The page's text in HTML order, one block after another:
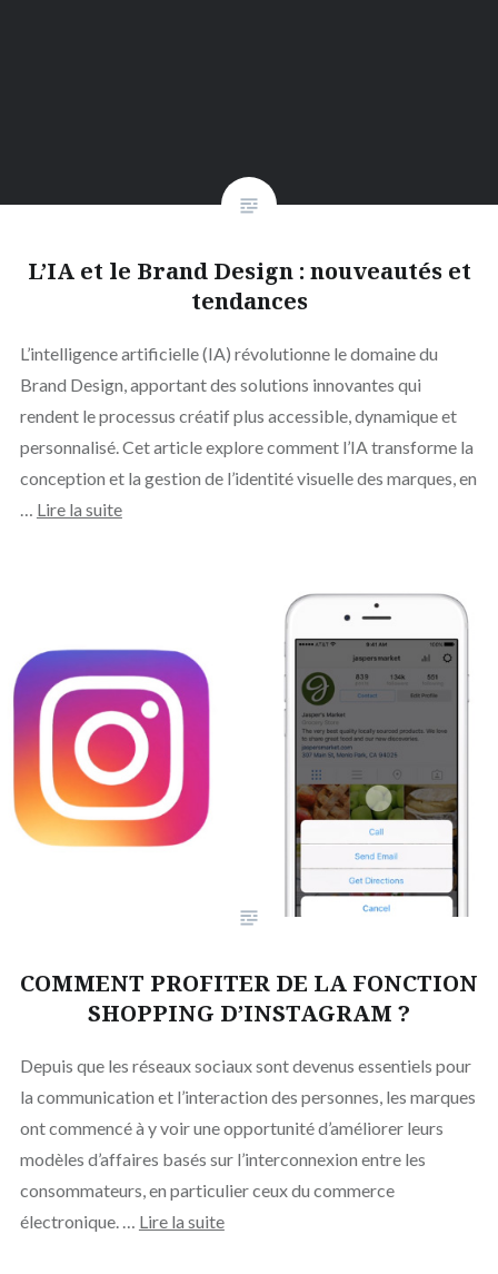
L’IA et le Brand Design : nouveautés et
tendances
L’intelligence artificielle (IA) révolutionne le domaine du
Brand Design, apportant des solutions innovantes qui
rendent le processus créatif plus accessible, dynamique et
personnalisé. Cet article explore comment l’IA transforme la
conception et la gestion de l’identité visuelle des marques, en
… Lire la suite
COMMENT PROFITER DE LA FONCTION
SHOPPING D’INSTAGRAM ?
Depuis que les réseaux sociaux sont devenus essentiels pour
la communication et l’interaction des personnes, les marques
ont commencé à y voir une opportunité d’améliorer leurs
modèles d’affaires basés sur l’interconnexion entre les
consommateurs, en particulier ceux du commerce
électronique. … Lire la suite